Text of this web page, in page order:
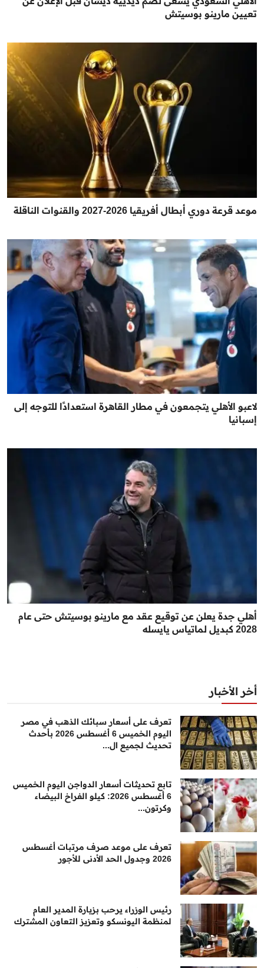
تعيين مارينو بوسيتش
موعد قرعة دوري أبطال أفريقيا 2026-2027 والقنوات الناقلة
لاعبو الأهلي يتجمعون في مطار القاهرة استعدادًا للتوجه إلى
إسبانيا
أهلي جدة يعلن عن توقيع عقد مع مارينو بوسيتش حتى عام
2028 كبديل لماتياس يايسله
أخر الأخبار
تعرف على أسعار سبائك الذهب في مصر
اليوم الخميس 6 أغسطس 2026 بأحدث
تحديث لجميع ال...
تابع تحديثات أسعار الدواجن اليوم الخميس
6 أغسطس 2026: كيلو الفراخ البيضاء
وكرتون...
تعرف على موعد صرف مرتبات أغسطس
2026 وجدول الحد الأدنى للأجور
رئيس الوزراء يرحب بزيارة المدير العام
لمنظمة اليونسكو وتعزيز التعاون المشترك